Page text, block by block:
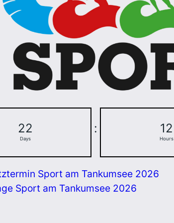
22
Days
: 12
Hours
Sport am Tankumsee 2026
Sport am Tankumsee 2026